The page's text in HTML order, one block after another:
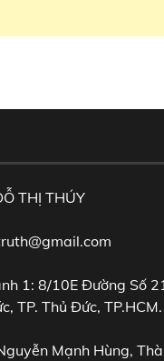
THỊ THÚY
1: 8/10E Đường Số
TP. Thủ Đức, TP.HCM.
Mạnh Hùng,